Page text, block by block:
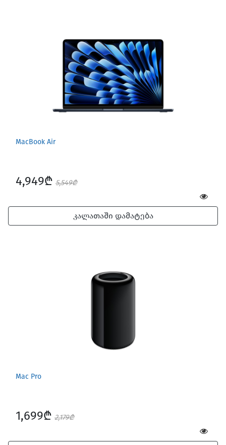
MacBook Air
4,949₾ 5,549₾
კალათაში დამატება
Mac Pro
1,699₾ 2,179₾